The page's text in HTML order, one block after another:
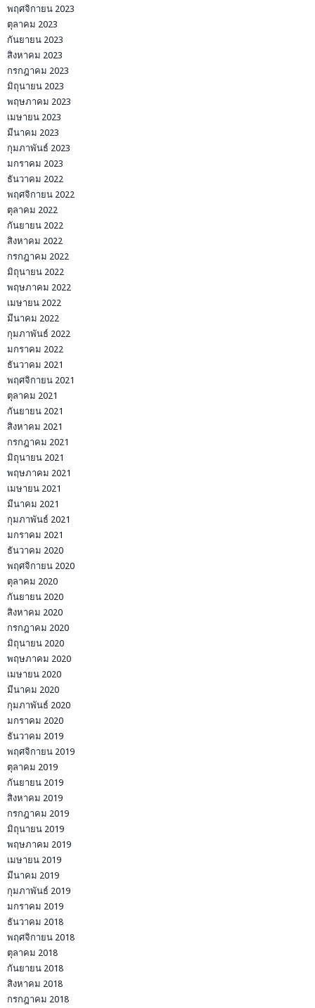
พฤศจิกายน 2023
ตุลาคม 2023
กันยายน 2023
สิงหาคม 2023
กรกฎาคม 2023
มิถุนายน 2023
พฤษภาคม 2023
เมษายน 2023
มีนาคม 2023
กุมภาพันธ์ 2023
มกราคม 2023
ธันวาคม 2022
พฤศจิกายน 2022
ตุลาคม 2022
กันยายน 2022
สิงหาคม 2022
กรกฎาคม 2022
มิถุนายน 2022
พฤษภาคม 2022
เมษายน 2022
มีนาคม 2022
กุมภาพันธ์ 2022
มกราคม 2022
ธันวาคม 2021
พฤศจิกายน 2021
ตุลาคม 2021
กันยายน 2021
สิงหาคม 2021
กรกฎาคม 2021
มิถุนายน 2021
พฤษภาคม 2021
เมษายน 2021
มีนาคม 2021
กุมภาพันธ์ 2021
มกราคม 2021
ธันวาคม 2020
พฤศจิกายน 2020
ตุลาคม 2020
กันยายน 2020
สิงหาคม 2020
กรกฎาคม 2020
มิถุนายน 2020
พฤษภาคม 2020
เมษายน 2020
มีนาคม 2020
กุมภาพันธ์ 2020
มกราคม 2020
ธันวาคม 2019
พฤศจิกายน 2019
ตุลาคม 2019
กันยายน 2019
สิงหาคม 2019
กรกฎาคม 2019
มิถุนายน 2019
พฤษภาคม 2019
เมษายน 2019
มีนาคม 2019
กุมภาพันธ์ 2019
มกราคม 2019
ธันวาคม 2018
พฤศจิกายน 2018
ตุลาคม 2018
กันยายน 2018
สิงหาคม 2018
กรกฎาคม 2018